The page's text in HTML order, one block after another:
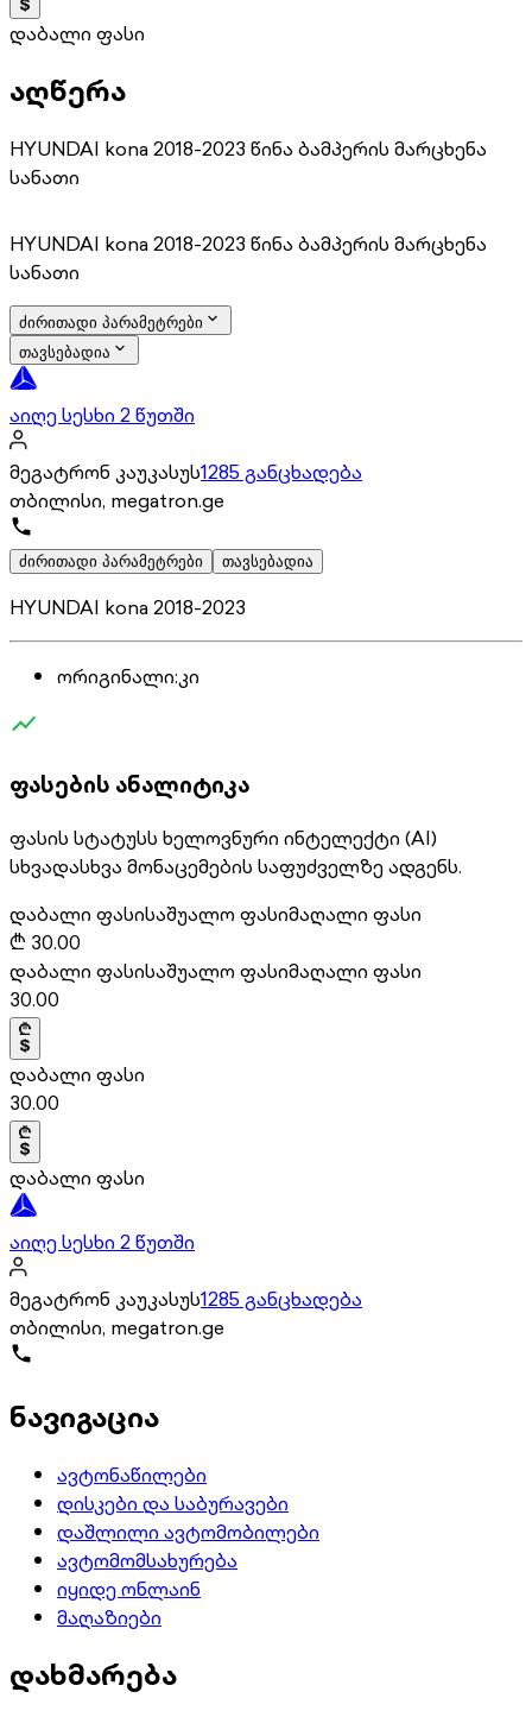
დაბალი ფასი
აღწერა
HYUNDAI kona 2018-2023 წინა ბამპერის მარცხენა
სანათი
HYUNDAI kona 2018-2023 წინა ბამპერის მარცხენა
სანათი
ძირითადი პარამეტრები
თავსებადია
აიღე სესხი 2 წუთში
მეგატრონ კაუკასუს1285 განცხადება
თბილისი, megatron.ge
ძირითადი პარამეტრები თავსებადია
HYUNDAI kona 2018-2023
ორიგინალი:კი
ფასების ანალიტიკა
ფასის სტატუსს ხელოვნური ინტელექტი (AI)
სხვადასხვა მონაცემების საფუძველზე ადგენს.
დაბალი ფასისაშუალო ფასიმაღალი ფასი
₾ 30.00
დაბალი ფასისაშუალო ფასიმაღალი ფასი
30.00
დაბალი ფასი
30.00
დაბალი ფასი
აიღე სესხი 2 წუთში
მეგატრონ კაუკასუს1285 განცხადება
თბილისი, megatron.ge
ნავიგაცია
ავტონაწილები
დისკები და საბურავები
დაშლილი ავტომობილები
ავტომომსახურება
იყიდე ონლაინ
მაღაზიები
დახმარება